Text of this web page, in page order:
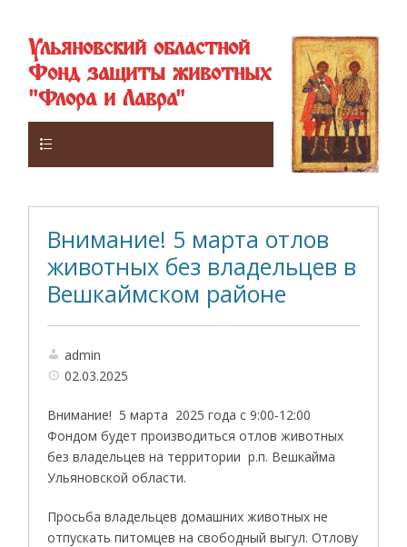
Ульяновский областной
Фонд защиты животных
"Флора и Лавра"
Внимание! 5 марта отлов
животных без владельцев в
Вешкаймском районе
admin
02.03.2025
Внимание! 5 марта 2025 года с 9:00-12:00
Фондом будет производиться отлов животных
без владельцев на территории р.п. Вешкайма
Ульяновской области.
Просьба владельцев домашних животных не
отпускать питомцев на свободный выгул. Отлову